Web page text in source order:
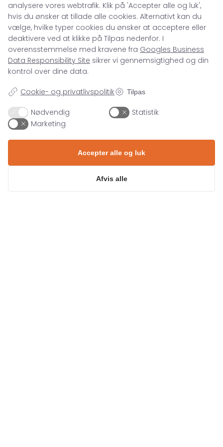
mi blandit tincidunt. Quisque sed lacus
condimentum, commodo odio vitae, imperdiet
sem. Nam nec urna efficitur, eleifend nibh molestie,
rhoncus nulla. Etiam quis finibus tellus, id
fermentum diam. In scelerisque, est a accumsan
mollis, neque lacus auctor orci, nec maximus odio
est a lectus. Etiam scelerisque dolor vitae ornare
ornare. Maecenas interdum a lectus et cursus.
Lorem ipsum dolor sit amet,
Nunc nisl odio, iaculis vel
enim. Aliquam massa sem,
analysere vores webtrafik. Klik på 'Accepter alle og luk',
hvis du ønsker at tillade alle cookies. Alternativt kan du
vælge, hvilke typer cookies du ønsker at acceptere eller
deaktivere ved at klikke på Tilpas nedenfor. I
overensstemmelse med kravene fra Googles Business
Data Responsibility Site sikrer vi gennemsigtighed og din
kontrol over dine data.
Cookie- og privatlivspolitik Tilpas
Nødvendig
Statistik
Marketing
Afvis alle
Accepter alle og luk